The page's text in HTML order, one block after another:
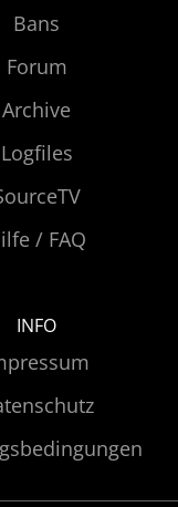
Bans
Forum
Archive
Logfiles
/ FAQ
INFO